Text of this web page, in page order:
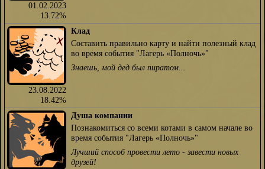
01.02.2023
13.72%
23.08.2022
18.42%
Клад
Составить правильно карту и найти полезный клад
во время события "Лагерь «Полночь»"
Знаешь, мой дед был пиратом...
Душа компании
Познакомиться со всеми котами в самом начале во
время события "Лагерь «Полночь»"
Лучший способ провести лето - завести новых
друзей!